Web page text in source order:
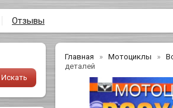
Отзывы
Главная Мотоциклы
деталей